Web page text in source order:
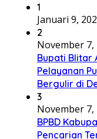
1
Januari 9,
2
November 7,
Bupati Blitar
Pelayanan
Bergulir di
3
November 7,
BPBD
Pencarian